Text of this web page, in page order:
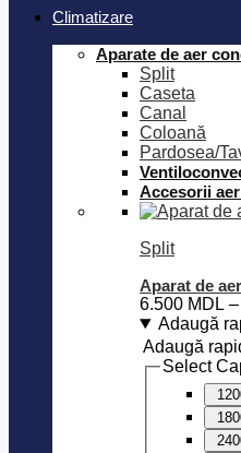
Climatizare
Aparate de aer
Split
Caseta
Canal
Coloană
Pardosea/
Accesorii
Split
Aparat de
6.500 MDL –
Adaugă
Adaugă
Select